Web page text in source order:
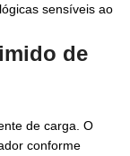
sensíveis ao
de
de carga. O
conforme